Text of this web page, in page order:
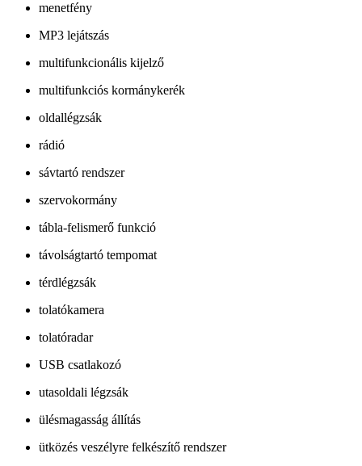
menetfény
MP3 lejátszás
multifunkcionális kijelző
multifunkciós kormánykerék
oldallégzsák
rádió
sávtartó rendszer
szervokormány
tábla-felismerő funkció
távolságtartó tempomat
térdlégzsák
tolatókamera
tolatóradar
USB csatlakozó
utasoldali légzsák
ülésmagasság állítás
ütközés veszélyre felkészítő rendszer